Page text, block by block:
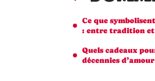
Ce que
: entre tradition
Quels cadeaux
décennies d’amour